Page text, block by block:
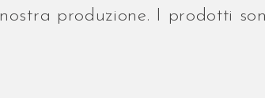
nostra produzione. I prodotti